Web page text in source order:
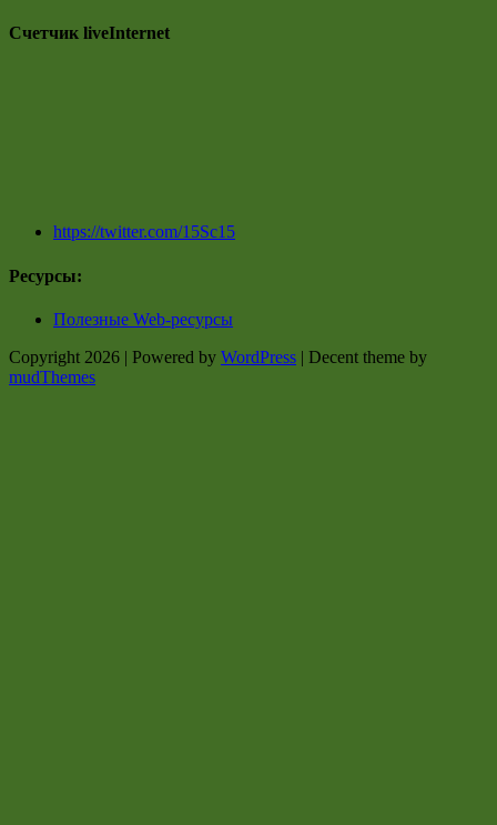
Счетчик liveInternet
https://twitter.com/15Sc15
Ресурсы:
Полезные Web-ресурсы
Copyright 2026 | Powered by WordPress | Decent theme by
mudThemes